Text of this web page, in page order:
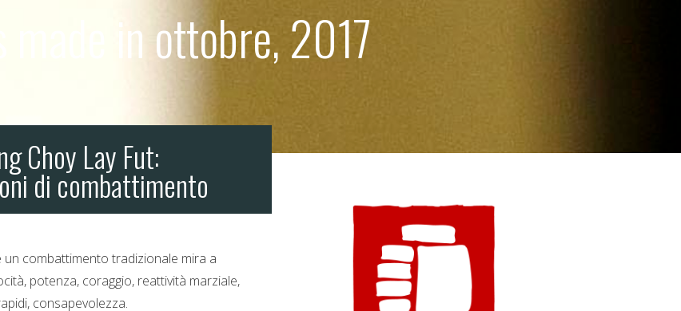
made in ottobre, 2017
Choy Lay Fut:
di combattimento
combattimento tradizionale mira a
potenza, coraggio, reattività marziale,
consapevolezza.